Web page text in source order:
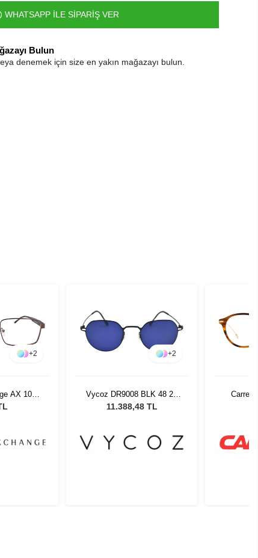
WHATSAPP İLE SİPARİŞ VER
Bulun
denemek için size en yakın mağazayı bulun.
+2
AX 1037
+2
Vycoz DR9008 BLK 48 21
Kadın Güneş Gözlüğü
11.388,48 TL